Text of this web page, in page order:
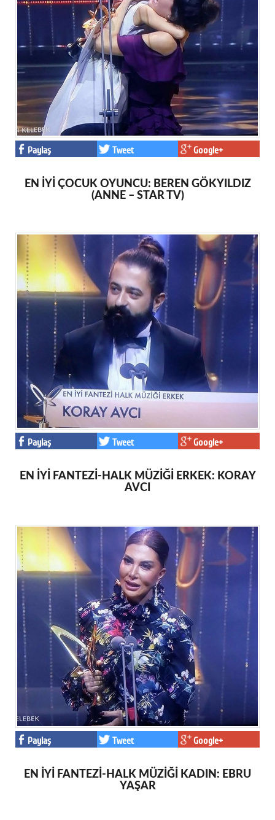
Paylaş Tweet Google+
EN İYİ ÇOCUK OYUNCU: BEREN GÖKYILDIZ
(ANNE – STAR TV)
Paylaş Tweet Google+
EN İYİ FANTEZİ-HALK MÜZİĞİ ERKEK: KORAY
AVCI
Paylaş Tweet Google+
EN İYİ FANTEZİ-HALK MÜZİĞİ KADIN: EBRU
YAŞAR